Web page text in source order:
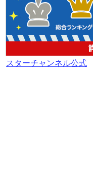
スターチャンネル公式